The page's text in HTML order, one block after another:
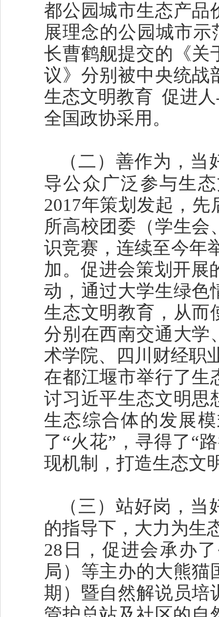
都公园城市生态产品
展理念的公园城市示
长曹鹤舰提交的《关
议》分别被中央统战
生态文明教育 促进
全国政协采用。
（二）善作为，当
导公众广泛参与生
2017年策划发起，
所高校团委（学生会
识竞赛，连续至今年
加。促进会策划开展
动，通过大学生绿色
生态文明教育，从而
分别在西南交通大学
术学院、四川财经职
在都江堰市举行了生
讨习近平生态文明思
生态综合体的发展
了“火花”，寻得了“
现机制，打造生态文
（三）站好岗，当
的指导下，大力为生
28日，促进会承办
局）等主办的大熊
期）暨自然解说员培